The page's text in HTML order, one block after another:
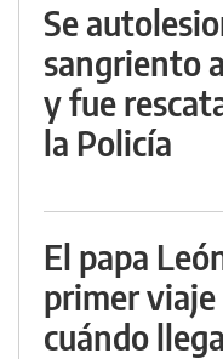
Se
sangriento
y fue
la Policía
El papa
primer
cuándo